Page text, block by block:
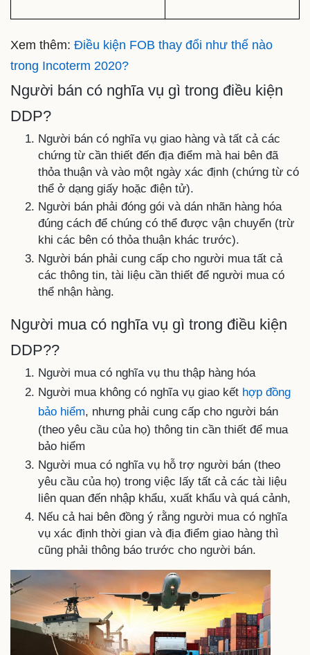
Xem thêm: Điều kiện FOB thay đổi như thế nào
trong Incoterm 2020?
Người bán có nghĩa vụ gì trong điều kiện
DDP?
Người bán có nghĩa vụ giao hàng và tất cả các
chứng từ cần thiết đến địa điểm mà hai bên đã
thỏa thuận và vào một ngày xác định (chứng từ có
thể ở dạng giấy hoặc điện tử).
Người bán phải đóng gói và dán nhãn hàng hóa
đúng cách để chúng có thể được vận chuyển (trừ
khi các bên có thỏa thuận khác trước).
Người bán phải cung cấp cho người mua tất cả
các thông tin, tài liệu cần thiết để người mua có
thể nhận hàng.
Người mua có nghĩa vụ gì trong điều kiện
DDP??
Người mua có nghĩa vụ thu thập hàng hóa
Người mua không có nghĩa vụ giao kết hợp đồng
bảo hiểm, nhưng phải cung cấp cho người bán
(theo yêu cầu của họ) thông tin cần thiết để mua
bảo hiểm
Người mua có nghĩa vụ hỗ trợ người bán (theo
yêu cầu của họ) trong việc lấy tất cả các tài liệu
liên quan đến nhập khẩu, xuất khẩu và quá cảnh,
Nếu cả hai bên đồng ý rằng người mua có nghĩa
vụ xác định thời gian và địa điểm giao hàng thì
cũng phải thông báo trước cho người bán.